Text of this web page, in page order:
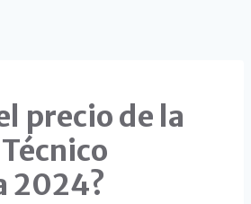
precio de la
2024?